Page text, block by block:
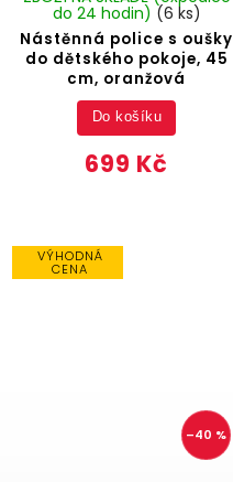
Nástěnná police s oušky
do dětského pokoje, 45
cm, oranžová
do 24 hodin) (6 ks)
699 Kč
Do košíku
VÝHODNÁ
CENA
–40 %